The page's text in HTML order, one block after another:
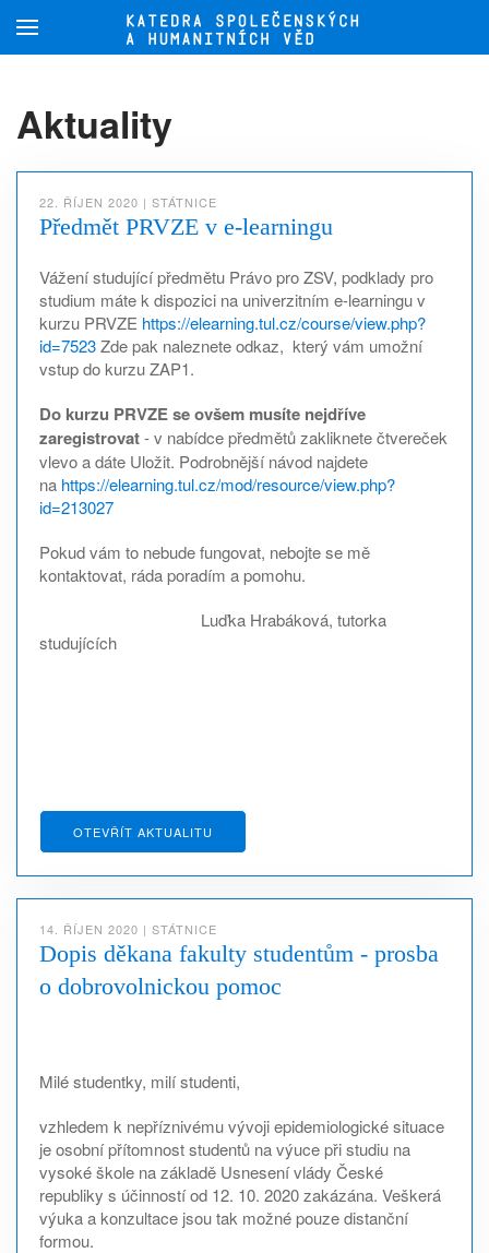
Přejít na hlavní obsah
Aktuality
22. ŘÍJEN 2020 | STÁTNICE
Předmět PRVZE v e-learningu
Vážení studující předmětu Právo pro ZSV, podklady pro
studium máte k dispozici na univerzitním e-learningu v
kurzu PRVZE https://elearning.tul.cz/course/view.php?
id=7523Zde pak naleznete odkaz, který vám umožní
vstup do kurzu ZAP1.
Do kurzu PRVZE se ovšem musíte nejdříve
zaregistrovat- v nabídce předmětů zakliknete čtvereček
vlevo a dáte Uložit. Podrobnější návod najdete
na https://elearning.tul.cz/mod/resource/view.php?
id=213027
Pokud vám to nebude fungovat, nebojte se mě
kontaktovat, ráda poradím a pomohu.
Luďka Hrabáková, tutorka
studujících
OTEVŘÍT AKTUALITU
14. ŘÍJEN 2020 | STÁTNICE
Dopis děkana fakulty studentům - prosba
o dobrovolnickou pomoc
Milé studentky, milí studenti,
vzhledem k nepříznivému vývoji epidemiologické situace
je osobní přítomnost studentů na výuce při studiu na
vysoké škole na základě Usnesení vlády České
republiky s účinností od 12. 10. 2020 zakázána. Veškerá
výuka a konzultace jsou tak možné pouze distanční
formou.